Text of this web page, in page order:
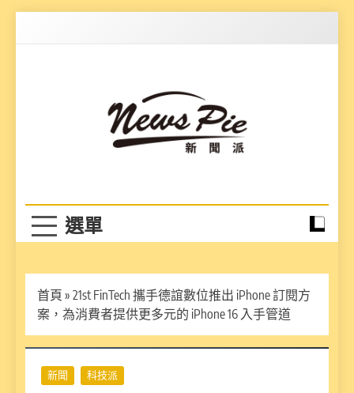
首頁 » 21st FinTech 攜手德誼數位推出 iPhone 訂閱方
案，為消費者提供更多元的 iPhone 16 入手管道
新聞 科技派